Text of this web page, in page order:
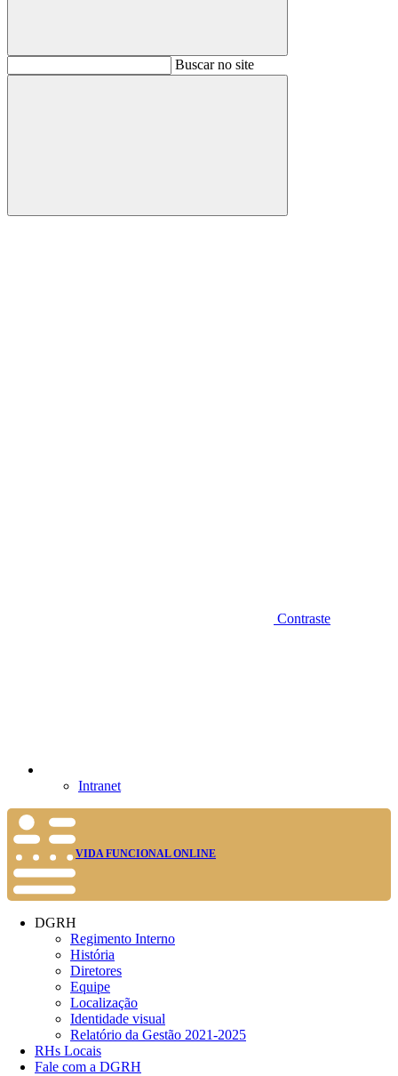
BuscarBuscar no site
Buscar
Contraste
Intranet
VIDA FUNCIONAL ONLINE
DGRH
Regimento Interno
História
Diretores
Equipe
Localização
Identidade visual
Relatório da Gestão 2021-2025
RHs Locais
Fale com a DGRH